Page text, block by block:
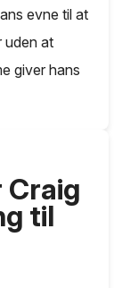
evne til at
uden at
giver hans
Craig
til